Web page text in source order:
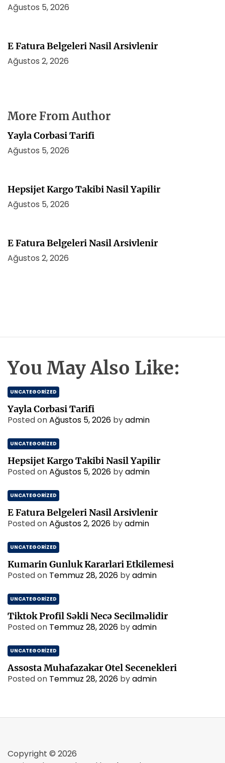
Ağustos 5, 2026
E Fatura Belgeleri Nasil Arsivlenir
Ağustos 2, 2026
More From Author
Yayla Corbasi Tarifi
Ağustos 5, 2026
Hepsijet Kargo Takibi Nasil Yapilir
Ağustos 5, 2026
E Fatura Belgeleri Nasil Arsivlenir
Ağustos 2, 2026
You May Also Like:
UNCATEGORIZED
Yayla Corbasi Tarifi
Posted onAğustos 5, 2026 byadmin
UNCATEGORIZED
Hepsijet Kargo Takibi Nasil Yapilir
Posted onAğustos 5, 2026 byadmin
UNCATEGORIZED
E Fatura Belgeleri Nasil Arsivlenir
Posted onAğustos 2, 2026 byadmin
UNCATEGORIZED
Kumarin Gunluk Kararlari Etkilemesi
Posted on Temmuz 28, 2026 byadmin
UNCATEGORIZED
Tiktok Profil Səkli Necə Secilməlidir
Posted on Temmuz 28, 2026 byadmin
UNCATEGORIZED
Assosta Muhafazakar Otel Secenekleri
Posted on Temmuz 28, 2026 byadmin
Copyright © 2026